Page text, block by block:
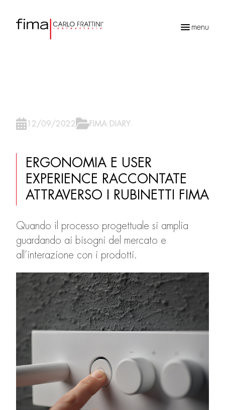
menu
12/09/2022 FIMA DIARY
ERGONOMIA E USER
EXPERIENCE RACCONTATE
ATTRAVERSO I RUBINETTI FIMA
Quando il processo progettuale si amplia
guardando ai bisogni del mercato e
all’interazione con i prodotti.